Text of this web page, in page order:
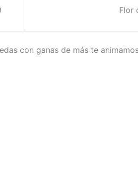
Flor
con ganas de más te